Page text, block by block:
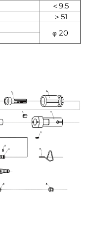
＜9.5
＞51
φ 20